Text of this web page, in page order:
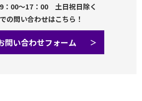
00～17：00 土日祝日除く
の問い合わせはこちら！
問い合わせフォーム